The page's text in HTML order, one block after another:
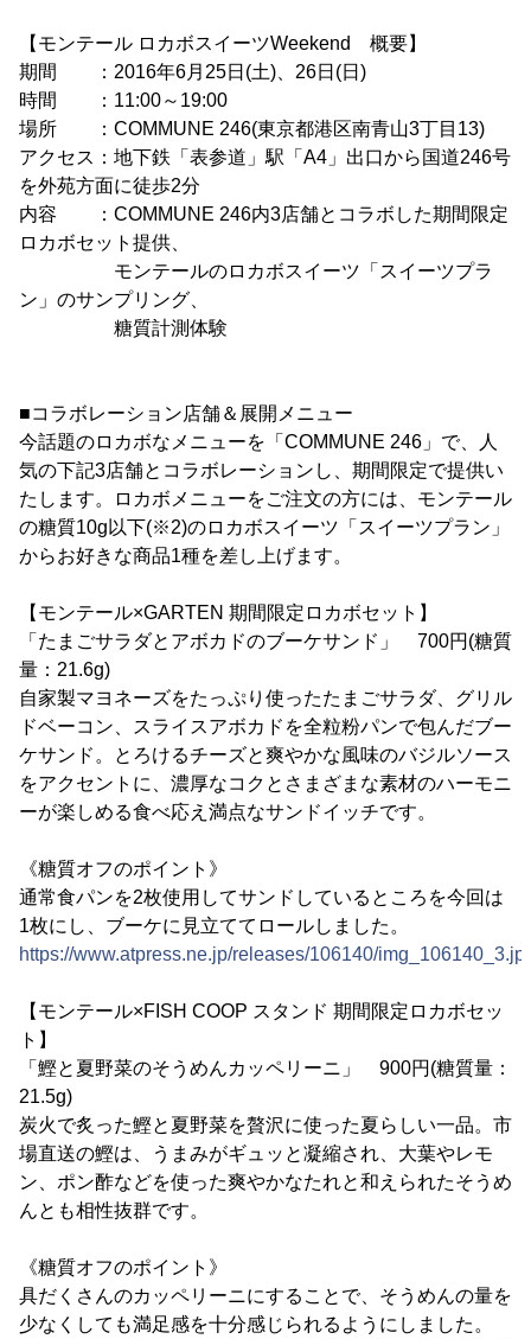
【モンテール ロカボスイーツWeekend 概要】
期間 ：2016年6月25日(土)、26日(日)
時間 ：11:00～19:00
場所 ：COMMUNE 246(東京都港区南青山3丁目13)
アクセス：地下鉄「表参道」駅「A4」出口から国道246号
を外苑方面に徒歩2分
内容 ：COMMUNE 246内3店舗とコラボした期間限定
ロカボセット提供、
モンテールのロカボスイーツ「スイーツプラ
ン」のサンプリング、
糖質計測体験
■コラボレーション店舗＆展開メニュー
今話題のロカボなメニューを「COMMUNE 246」で、人
気の下記3店舗とコラボレーションし、期間限定で提供い
たします。ロカボメニューをご注文の方には、モンテール
の糖質10g以下(※2)のロカボスイーツ「スイーツプラン」
からお好きな商品1種を差し上げます。
【モンテール×GARTEN 期間限定ロカボセット】
「たまごサラダとアボカドのブーケサンド」 700円(糖質
量：21.6g)
自家製マヨネーズをたっぷり使ったたまごサラダ、グリル
ドベーコン、スライスアボカドを全粒粉パンで包んだブー
ケサンド。とろけるチーズと爽やかな風味のバジルソース
をアクセントに、濃厚なコクとさまざまな素材のハーモニ
ーが楽しめる食べ応え満点なサンドイッチです。
《糖質オフのポイント》
通常食パンを2枚使用してサンドしているところを今回は
1枚にし、ブーケに見立ててロールしました。
https://www.atpress.ne.jp/releases/106140/
【モンテール×FISH COOP スタンド 期間限定ロカボセッ
ト】
「鰹と夏野菜のそうめんカッペリーニ」 900円(糖質量：
21.5g)
炭火で炙った鰹と夏野菜を贅沢に使った夏らしい一品。市
場直送の鰹は、うまみがギュッと凝縮され、大葉やレモ
ン、ポン酢などを使った爽やかなたれと和えられたそうめ
んとも相性抜群です。
《糖質オフのポイント》
具だくさんのカッペリーニにすることで、そうめんの量を
少なくしても満足感を十分感じられるようにしました。